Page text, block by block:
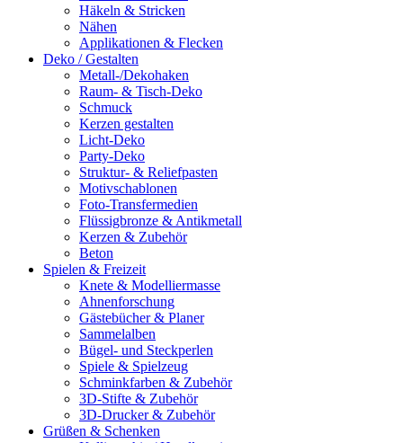
Häkeln & Stricken
Nähen
Applikationen & Flecken
Deko / Gestalten
Metall-/Dekohaken
Raum- & Tisch-Deko
Schmuck
Kerzen gestalten
Licht-Deko
Party-Deko
Struktur- & Reliefpasten
Motivschablonen
Foto-Transfermedien
Flüssigbronze & Antikmetall
Kerzen & Zubehör
Beton
Spielen & Freizeit
Knete & Modelliermasse
Ahnenforschung
Gästebücher & Planer
Sammelalben
Bügel- und Steckperlen
Spiele & Spielzeug
Schminkfarben & Zubehör
3D-Stifte & Zubehör
3D-Drucker & Zubehör
Grüßen & Schenken